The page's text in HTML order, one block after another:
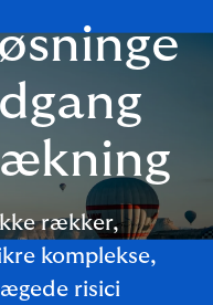
rækker,
komplekse,
risici